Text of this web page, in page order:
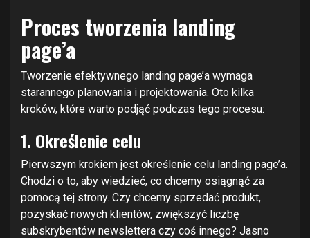
Proces tworzenia landing
page’a
Tworzenie efektywnego landing page’a wymaga
starannego planowania i projektowania. Oto kilka
kroków, które warto podjąć podczas tego procesu:
1. Określenie celu
Pierwszym krokiem jest określenie celu landing page’a.
Chodzi o to, aby wiedzieć, co chcemy osiągnąć za
pomocą tej strony. Czy chcemy sprzedać produkt,
pozyskać nowych klientów, zwiększyć liczbę
subskrybentów newslettera czy coś innego? Jasno